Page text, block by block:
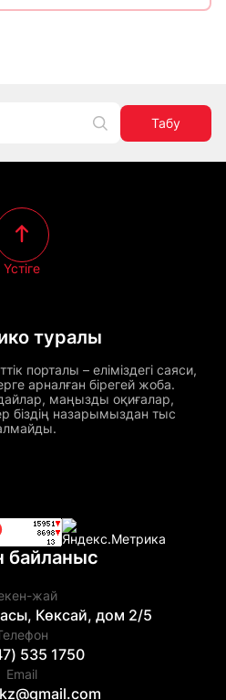
Табу
туралы
порталы – еліміздегі саяси,
арналған бірегей жоба.
маңызды оқиғалар,
біздің назарымыздан тыс
Үстіге
байланыс
жай
Көксай, дом 2/5
535 1750
Email